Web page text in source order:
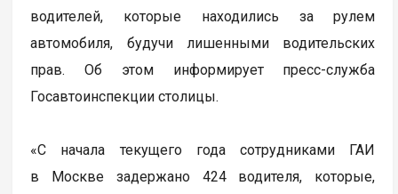
водителей, которые находились за рулем
автомобиля, будучи лишенными водительских
прав. Об этом информирует пресс-служба
Госавтоинспекции столицы.
«С начала текущего года сотрудниками ГАИ
в Москве задержано 424 водителя, которые,